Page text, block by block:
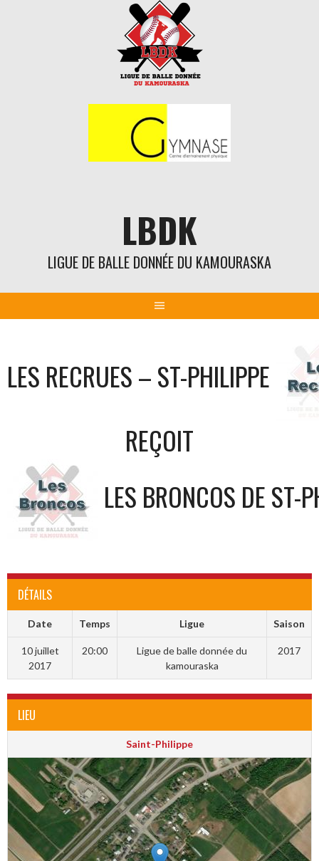
LBDK
LIGUE DE BALLE DONNÉE DU KAMOURASKA
LES RECRUES – ST-PHILIPPE
REÇOIT
LES BRONCOS DE ST-
DÉTAILS
Date Temps Ligue Saison
10 juillet
2017
20:00
Ligue de balle donnée du
kamouraska
2017
LIEU
Saint-Philippe